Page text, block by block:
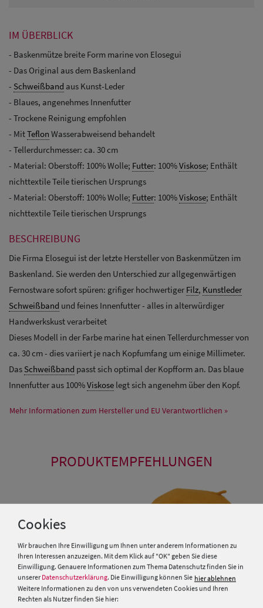
Snapback Caps
IM ÜBERBLICK
- Baskenmütze breite Form marine von Elosegui
- Das Original aus dem Baskenland
- Schweißband aus Kunst-Leder
- Blaues, angenehmes Innenfutter
- Trockene Reinigung empfohlen
- MitTeflon Wasserabweisend behandelt
- Tellerdurchmesser: ca. 30 cm
- Material: Oberstoff: 100% Wolle; Futter: 100%Viskose; Enthält
nichttextile Teile tierischen Ursprungs
- Material: Oberstoff: 100% Wolle; Futter: 100%Viskose; Enthält
nichttextile Teile tierischen Ursprungs
BESCHREIBUNG
Die Firma Elosegui ist der letzte Hersteller von Baskenmützen im
Baskenland. Sie werden den Unterschied zur allgegenwärtigen
Fernostware sofort spüren: grifiger hochwertiger Filz, Kunstleder
Schweißband und feines Innenfutter - alles in alterwürdiger
Handwerkskust verarbeitet
Dieses Modell in der Farbe marine hat einen Tellerdurchmesser von
ca. 30 cm - dies variiert je nach Kopfumfang um einige Millimeter.
Das Schweißband passt sich optimal der Kopfform an. Das blaue
Innenfutter aus 100%Viskose legt sich angenehm über den Kopf.
Mehr Informationen zum Hersteller und EU Verantwortlichen »
PRODUKTEMPFEHLUNGEN
Cookies
Wir brauchen Ihre Einwilligung um Ihnen unter anderem Informationen zu
Ihren Interessen anzuzeigen. Mit dem Klick auf "OK" geben Sie diese
Einwilligung. Genauere Informationen zum Thema Datenschutz finden Sie in
unserer Datenschutzerklärung. Die Einwilligung können Sie hier ablehnen
Weitere Informationen zu den von uns verwendeten Cookies und Ihren
Rechten als Nutzer finden Sie hier: